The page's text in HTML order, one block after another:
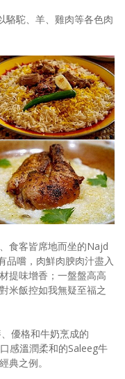
駱駝、羊、雞肉等各色肉
食客皆席地而坐的Najd
品嚐，肉鮮肉腴肉汁盡入
提味增香；一盤盤高高
米飯控如我無疑至福之
優格和牛奶烹成的
感溫潤柔和的Saleeg牛
典之例。